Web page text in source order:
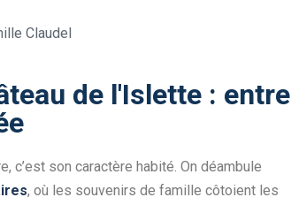
de l'Islette : entre
c’est son caractère habité. On déambule
, où les souvenirs de famille côtoient les